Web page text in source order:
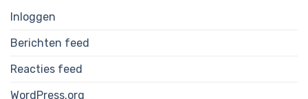
Inloggen
Berichten feed
Reacties feed
WordPress.org